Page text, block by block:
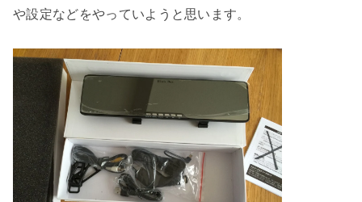
や設定などをやっていようと思います。